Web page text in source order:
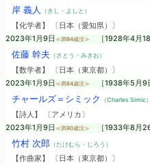
岸 義人 （きし・よしと）
【化学者】 〔日本（愛知県）〕
2023年1月9日 ≪満94歳没≫ ［1928年4月18
佐藤 幹夫 （さとう・みきお）
【数学者】 〔日本（東京都）〕
2023年1月9日 ≪満84歳没≫ ［1938年5月9
チャールズ＝シミック （Charles Simic）
【詩人】 〔アメリカ〕
2023年1月9日 ≪満90歳没≫ ［1933年8月26
竹村 次郎（たけむら・じろう）
【作曲家】 〔日本（東京都）〕